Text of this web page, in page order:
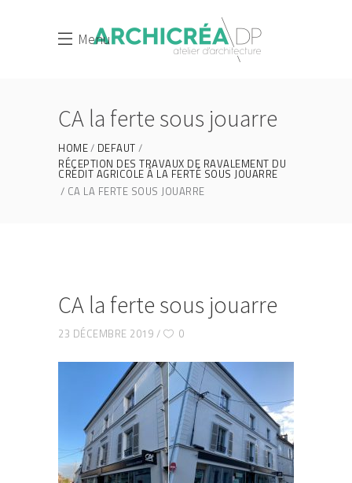
Menu
CA la ferte sous jouarre
HOME
DEFAUT
RÉCEPTION DES TRAVAUX DE RAVALEMENT DU
CRÉDIT AGRICOLE À LA FERTÉ SOUS JOUARRE
CA LA FERTE SOUS JOUARRE
CA la ferte sous jouarre
23 DÉCEMBRE 2019 0